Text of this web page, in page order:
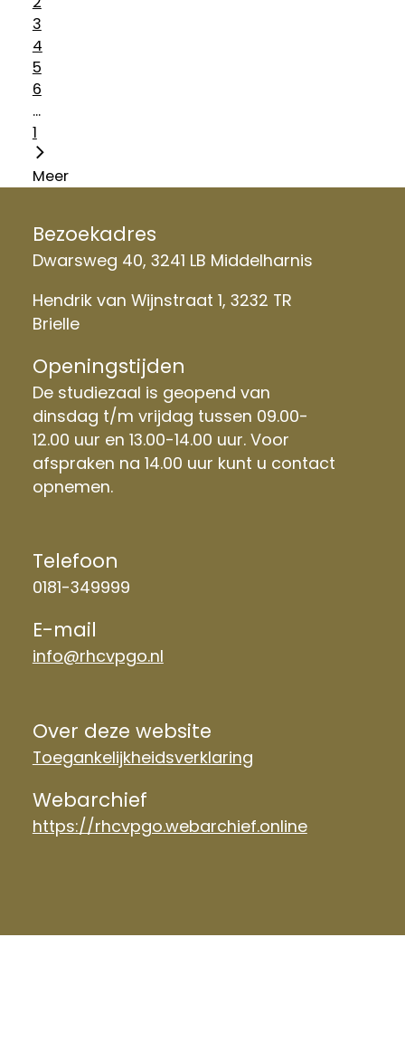
3
4
5
6
...
1
Meer
Bezoekadres
Dwarsweg 40, 3241 LB Middelharnis
Hendrik van Wijnstraat 1, 3232 TR
Brielle
Openingstijden
De studiezaal is geopend van
dinsdag t/m vrijdag tussen 09.00-
12.00 uur en 13.00-14.00 uur. Voor
afspraken na 14.00 uur kunt u contact
opnemen.
Telefoon
0181-349999
E-mail
info@rhcvpgo.nl
Over deze website
Toegankelijkheidsverklaring
Webarchief
https://rhcvpgo.webarchief.online